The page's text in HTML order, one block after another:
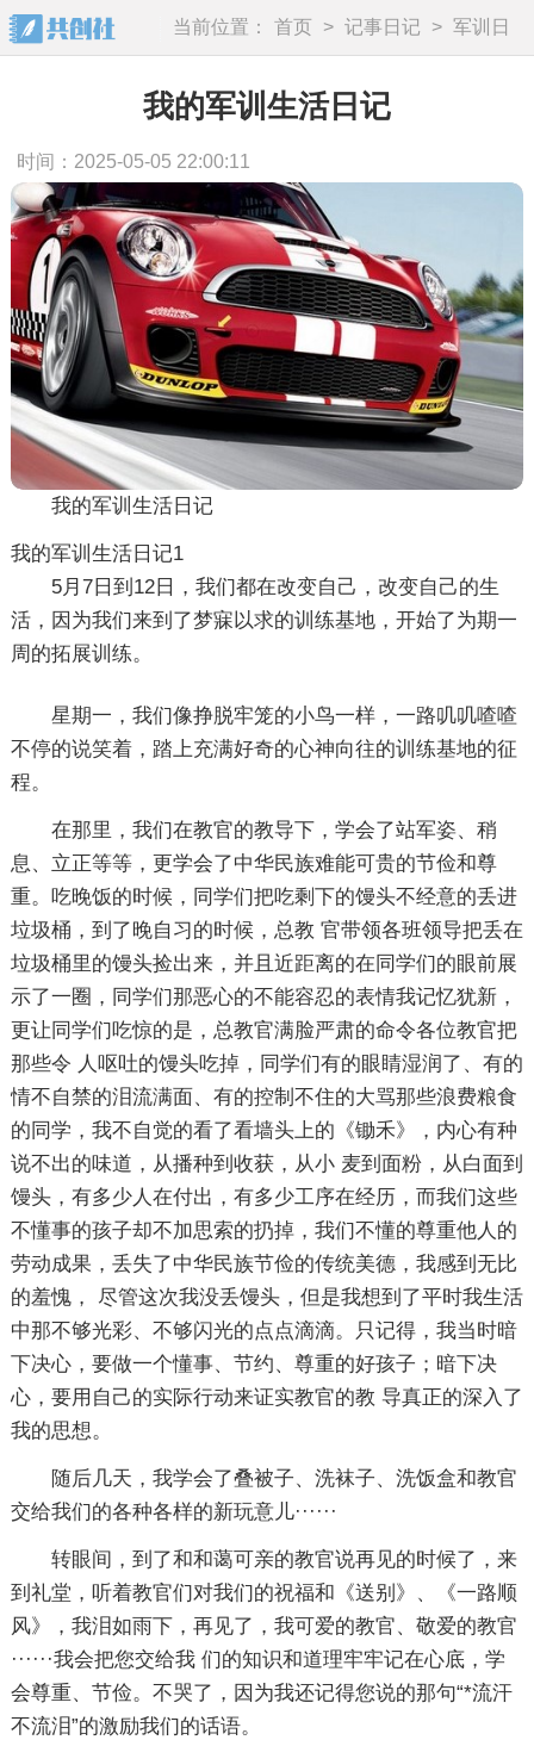
当前位置： 首页 > 记事日记 > 军训日
记
我的军训生活日记
时间：2025-05-05 22:00:11
我的军训生活日记
我的军训生活日记1
5月7日到12日，我们都在改变自己，改变自己的生
活，因为我们来到了梦寐以求的训练基地，开始了为期一
周的拓展训练。
星期一，我们像挣脱牢笼的小鸟一样，一路叽叽喳喳
不停的说笑着，踏上充满好奇的心神向往的训练基地的征
程。
在那里，我们在教官的教导下，学会了站军姿、稍
息、立正等等，更学会了中华民族难能可贵的节俭和尊
重。吃晚饭的时候，同学们把吃剩下的馒头不经意的丢进
垃圾桶，到了晚自习的时候，总教 官带领各班领导把丢在
垃圾桶里的馒头捡出来，并且近距离的在同学们的眼前展
示了一圈，同学们那恶心的不能容忍的表情我记忆犹新，
更让同学们吃惊的是，总教官满脸严肃的命令各位教官把
那些令 人呕吐的馒头吃掉，同学们有的眼睛湿润了、有的
情不自禁的泪流满面、有的控制不住的大骂那些浪费粮食
的同学，我不自觉的看了看墙头上的《锄禾》，内心有种
说不出的味道，从播种到收获，从小 麦到面粉，从白面到
馒头，有多少人在付出，有多少工序在经历，而我们这些
不懂事的孩子却不加思索的扔掉，我们不懂的尊重他人的
劳动成果，丢失了中华民族节俭的传统美德，我感到无比
的羞愧， 尽管这次我没丢馒头，但是我想到了平时我生活
中那不够光彩、不够闪光的点点滴滴。只记得，我当时暗
下决心，要做一个懂事、节约、尊重的好孩子；暗下决
心，要用自己的实际行动来证实教官的教 导真正的深入了
我的思想。
随后几天，我学会了叠被子、洗袜子、洗饭盒和教官
交给我们的各种各样的新玩意儿······
转眼间，到了和和蔼可亲的教官说再见的时候了，来
到礼堂，听着教官们对我们的祝福和《送别》、《一路顺
风》，我泪如雨下，再见了，我可爱的教官、敬爱的教官
······我会把您交给我 们的知识和道理牢牢记在心底，学
会尊重、节俭。不哭了，因为我还记得您说的那句“*流汗
不流泪”的激励我们的话语。